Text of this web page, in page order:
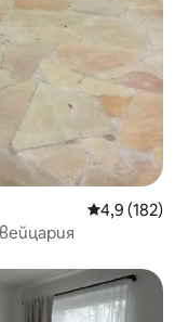
Средна
4,9 (182)